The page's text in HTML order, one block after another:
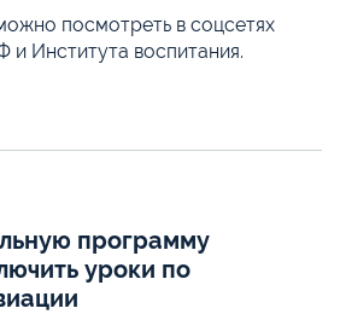
посмотреть в соцсетях
Института воспитания.
программу
уроки по